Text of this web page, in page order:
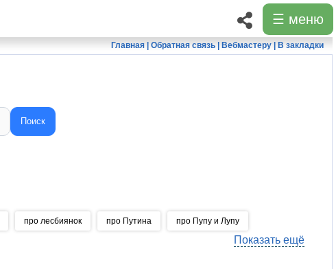
☰ меню
Главная| Обратная связь| Вебмастеру| В закладки
Поиск
про лесбиянок про Путина про Пупу и Лупу
Показать ещё